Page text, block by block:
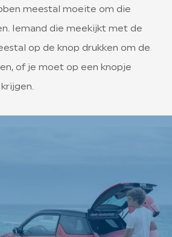
meestal moeite om die
Iemand die meekijkt met de
op de knop drukken om de
of je moet op een knopje